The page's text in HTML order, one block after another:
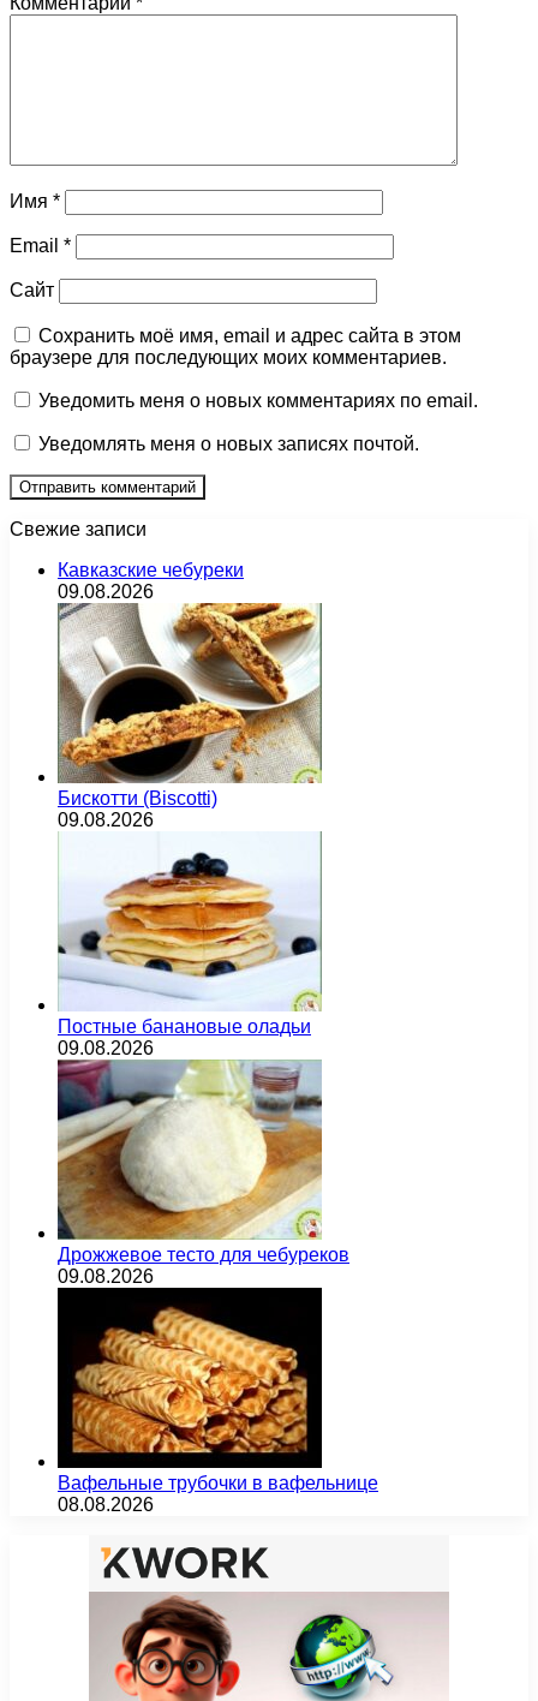
Имя *
Email *
Сайт
Сохранить моё имя, email и адрес сайта в этом
браузере для последующих моих комментариев.
Уведомить меня о новых комментариях по email.
Уведомлять меня о новых записях почтой.
Свежие записи
Кавказские чебуреки
09.08.2026
Бискотти (Biscotti)
09.08.2026
Постные банановые оладьи
09.08.2026
Дрожжевое тесто для чебуреков
09.08.2026
Вафельные трубочки в вафельнице
08.08.2026